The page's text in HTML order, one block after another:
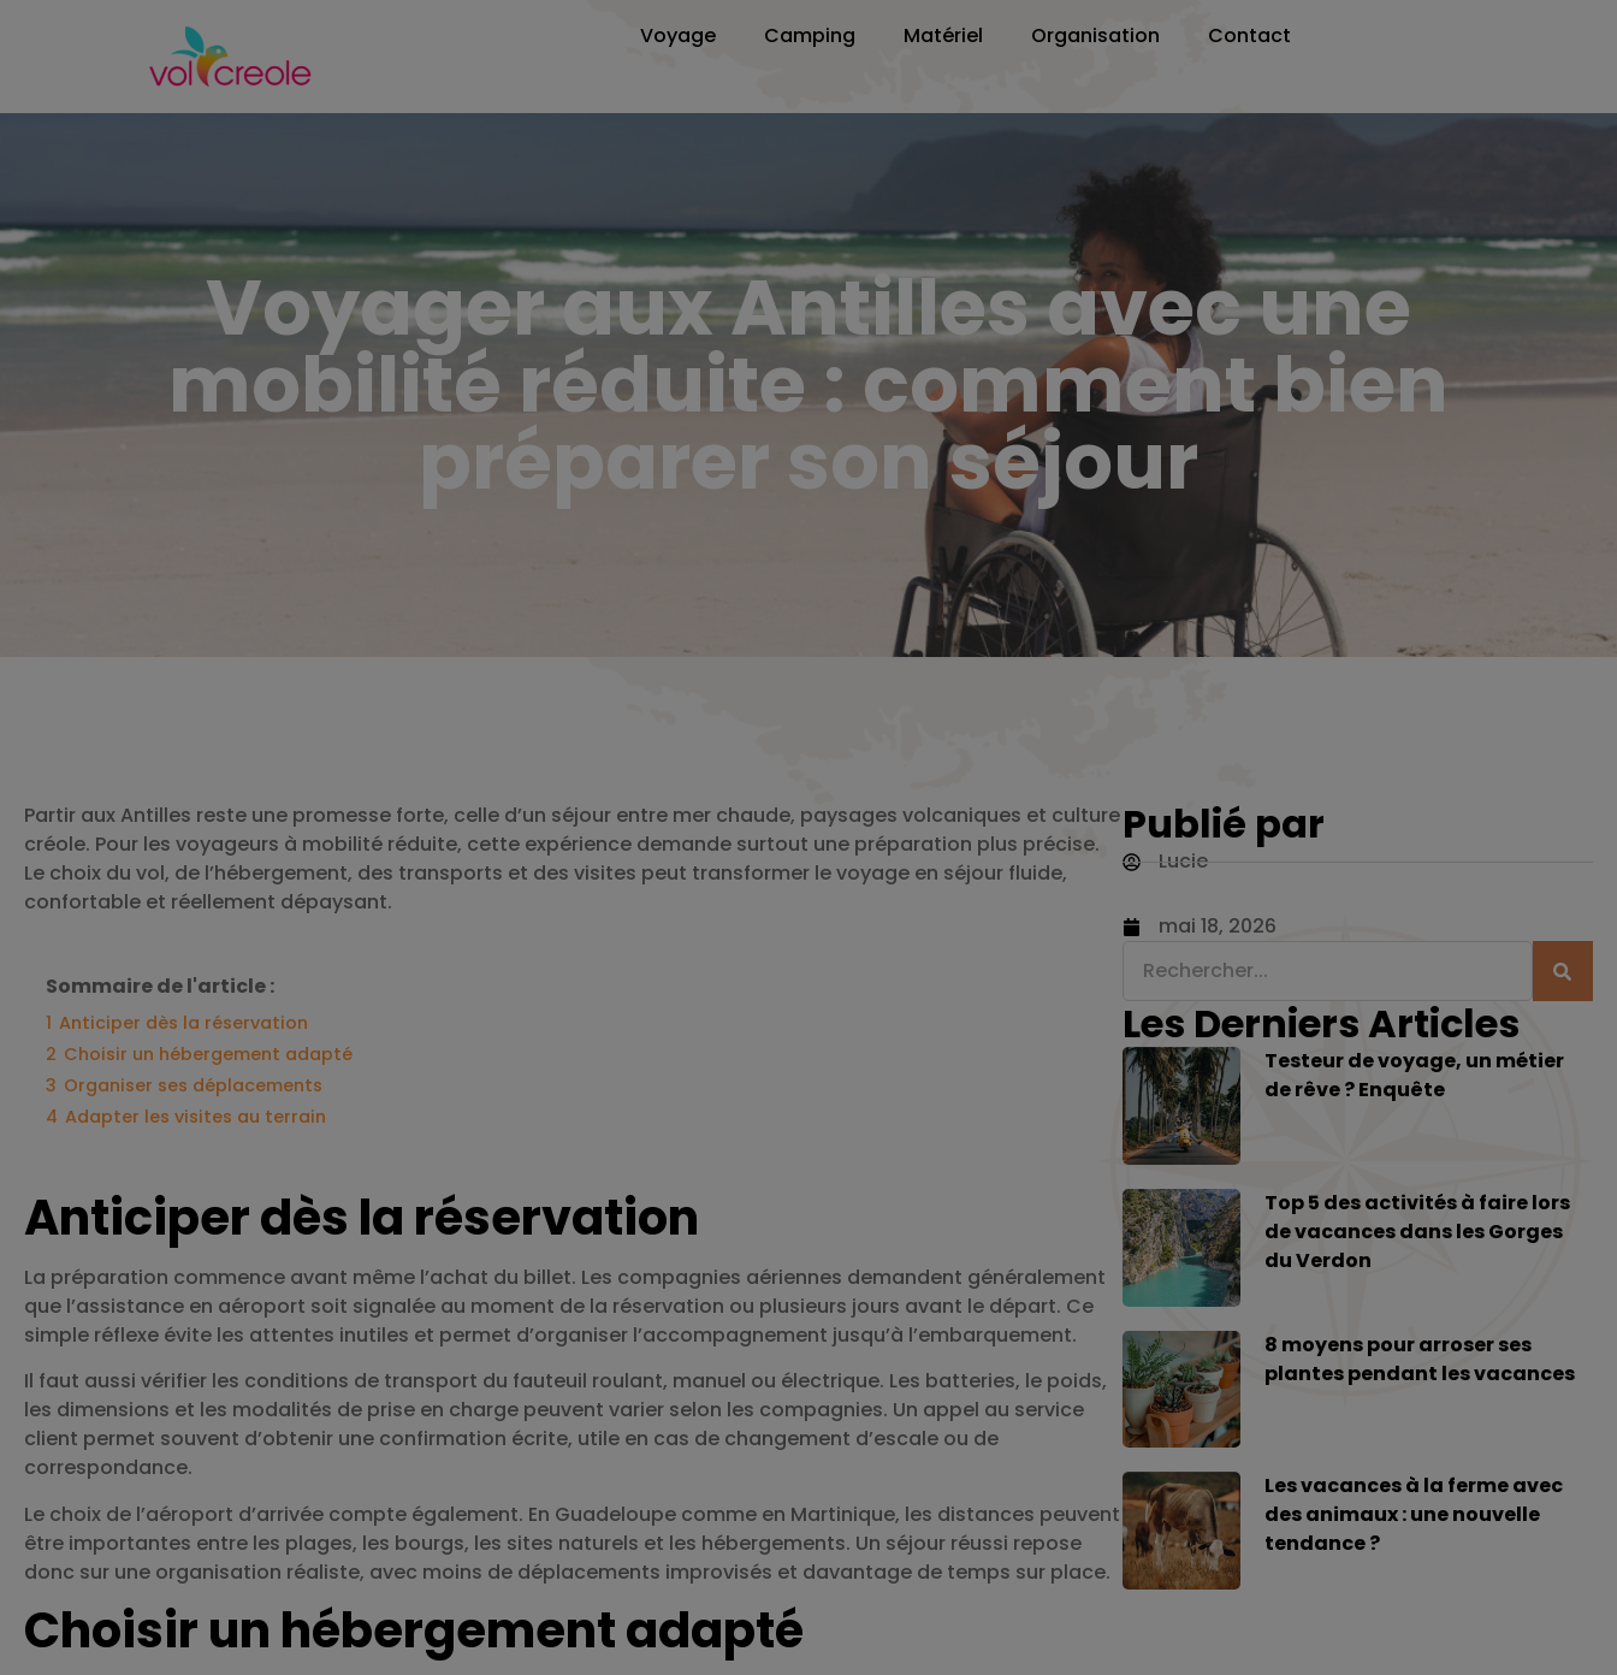
Voyage Camping Matériel Organisation Contact
Voyager aux Antilles avec une
mobilité réduite : comment bien
préparer son séjour
Partir aux Antilles reste une promesse forte, celle d’un séjour entre mer chaude, paysages volcaniques et culture
créole. Pour les voyageurs à mobilité réduite, cette expérience demande surtout une préparation plus précise.
Le choix du vol, de l’hébergement, des transports et des visites peut transformer le voyage en séjour fluide,
confortable et réellement dépaysant.
Sommaire de l'article :
1 Anticiper dès la réservation
2 Choisir un hébergement adapté
3 Organiser ses déplacements
4 Adapter les visites au terrain
Anticiper dès la réservation
La préparation commence avant même l’achat du billet. Les compagnies aériennes demandent généralement
que l’assistance en aéroport soit signalée au moment de la réservation ou plusieurs jours avant le départ. Ce
simple réflexe évite les attentes inutiles et permet d’organiser l’accompagnement jusqu’à l’embarquement.
Il faut aussi vérifier les conditions de transport du fauteuil roulant, manuel ou électrique. Les batteries, le poids,
les dimensions et les modalités de prise en charge peuvent varier selon les compagnies. Un appel au service
client permet souvent d’obtenir une confirmation écrite, utile en cas de changement d’escale ou de
correspondance.
Le choix de l’aéroport d’arrivée compte également. En Guadeloupe comme en Martinique, les distances peuvent
être importantes entre les plages, les bourgs, les sites naturels et les hébergements. Un séjour réussi repose
donc sur une organisation réaliste, avec moins de déplacements improvisés et davantage de temps sur place.
Choisir un hébergement adapté
Publié par
Lucie
mai 18, 2026
Les Derniers Articles
Testeur de voyage, un métier
de rêve ? Enquête
Top 5 des activités à faire lors
de vacances dans les Gorges
du Verdon
8 moyens pour arroser ses
plantes pendant les vacances
Les vacances à la ferme avec
des animaux : une nouvelle
tendance ?